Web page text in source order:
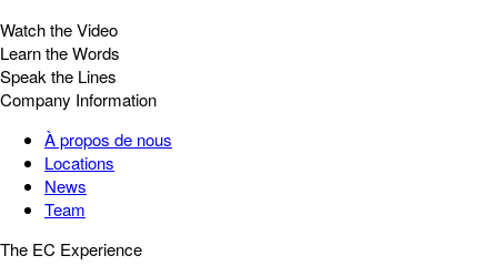
Watch the Video
Learn the Words
Speak the Lines
Company Information
À propos de nous
Locations
News
Team
The EC Experience